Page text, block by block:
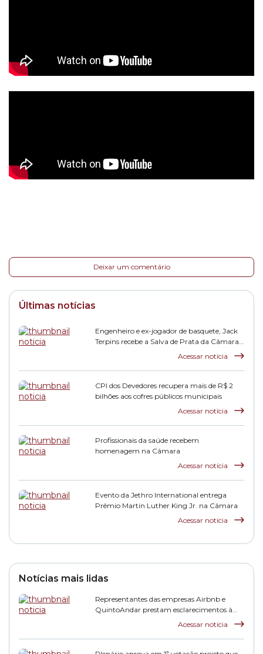
Deixar um comentário
Últimas notícias
Engenheiro e ex-jogador de basquete, Jack
Terpins recebe a Salva de Prata da Câmara
Acessar notícia
CPI dos Devedores recupera mais de R$ 2
bilhões aos cofres públicos municipais
Acessar notícia
Profissionais da saúde recebem
homenagem na Câmara
Acessar notícia
Evento da Jethro International entrega
Prêmio Martin Luther King Jr. na Câmara
Acessar notícia
Notícias mais lidas
Representantes das empresas Airbnb e
QuintoAndar prestam esclarecimentos à
Acessar notícia